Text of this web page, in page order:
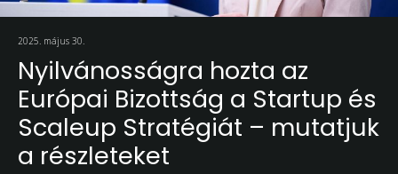
2025. május 30.
Nyilvánosságra hozta az
Európai Bizottság a Startup és
Scaleup Stratégiát – mutatjuk
a részleteket